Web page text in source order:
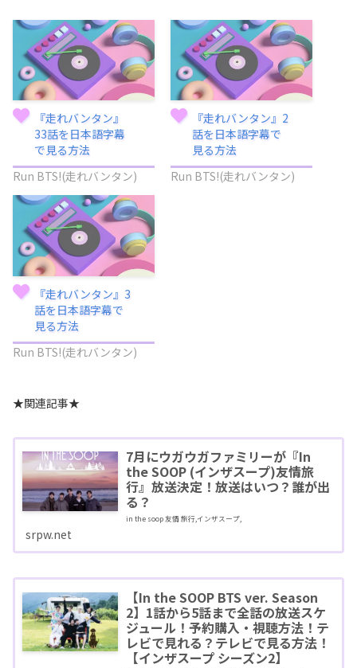
『走れバンタン』
33話を日本語字幕
で見る方法
Run BTS!(走れバンタン)
『走れバンタン』2
話を日本語字幕で
見る方法
Run BTS!(走れバンタン)
『走れバンタン』3
話を日本語字幕で
見る方法
Run BTS!(走れバンタン)
★関連記事★
7月にウガウガファミリーが『In
the SOOP (インザスープ)友情旅
行』放送決定！放送はいつ？誰が出
る？
in the soop 友情 旅行,インザスープ,
srpw.net
【In the SOOP BTS ver. Season
2】1話から5話まで全話の放送スケ
ジュール！予約購入・視聴方法！テ
レビで見れる？テレビで見る方法！
【インザスープ シーズン2】